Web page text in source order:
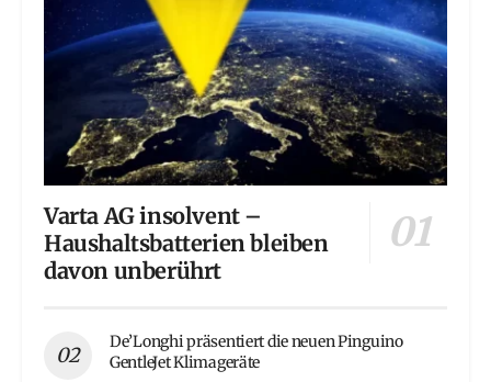
Varta AG insolvent –
Haushaltsbatterien bleiben
davon unberührt
De’Longhi präsentiert die neuen Pinguino
GentleJet Klimageräte